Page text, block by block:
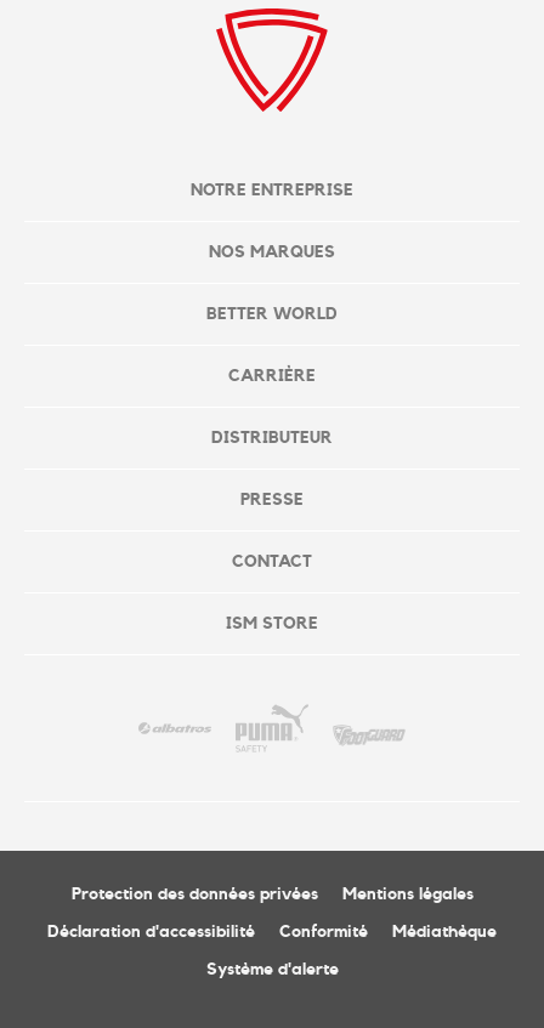
NOTRE ENTREPRISE
NOS MARQUES
BETTER WORLD
CARRIÈRE
DISTRIBUTEUR
PRESSE
CONTACT
ISM STORE
Protection des données privées Mentions légales
Déclaration d'accessibilité Conformité Médiathèque
Système d'alerte